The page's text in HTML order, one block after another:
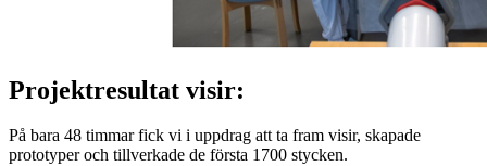
Projektresultat visir:
På bara 48 timmar fick vi i uppdrag att ta fram visir, skapade
prototyper och tillverkade de första 1700 stycken.